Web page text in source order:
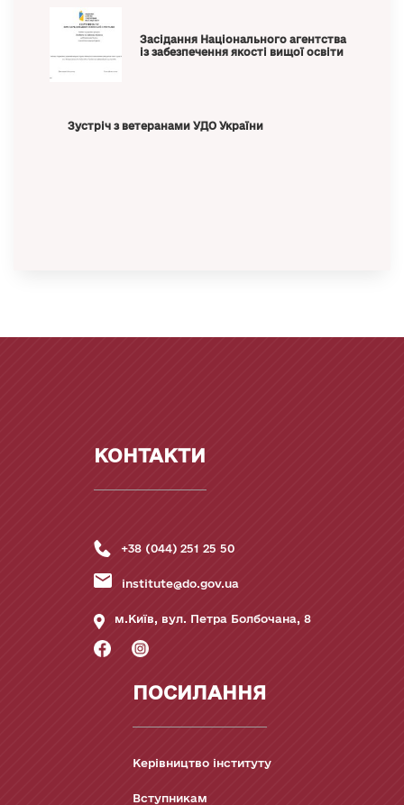
Засідання Національного агентства
із забезпечення якості вищої освіти
Зустріч з ветеранами УДО України
КОНТАКТИ
+38 (044) 251 25 50
institute@do.gov.ua
м.Київ, вул. Петра Болбочана, 8
ПОСИЛАННЯ
Керівництво інституту
Вступникам